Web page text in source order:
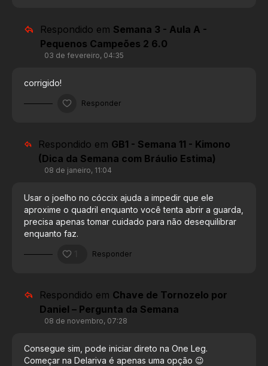
Respondido em Semana 3 - Aula A -
Pequenos Campeões 2 6.0
03 de fevereiro, 04:35
corrigido!
Responder
Respondido em GB1 - Semana 11 - Kimono
(Dica da Semana com Bráulio Estima)
08 de janeiro, 11:04
Usar o joelho no cóccix ajuda a impedir que ele
aproxime o quadril enquanto você tenta abrir a guarda,
precisa apenas tomar cuidado para não desequilibrar
enquanto faz.
Responder
Respondido em Chave de Tornozelo por
Daniel – Pergunta da Semana
08 de novembro, 07:28
Consegue sim, pode iniciar direto na One Leg.
Começar na Delariva é apenas uma opção 😉